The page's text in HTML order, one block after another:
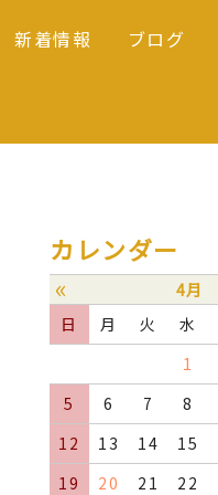
新着情報 ブログ
カレンダー
«
4月
日 月 火 水
1
5
6 7 8
12
13 14 15
19
20 21 22